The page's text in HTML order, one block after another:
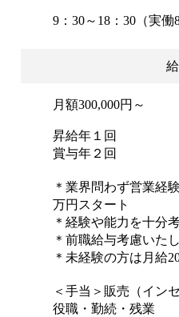
9：30～18：30（実働8
月額300,000円～
昇給年１回
賞与年２回
＊業界問わず営業経
万円スタート
＊経験や能力を十分
＊前職給与考慮いた
＊未経験の方は月給
＜手当＞販売（イン
役職・勤続・残業